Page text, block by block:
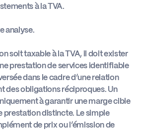
à la TVA.
analyse.
soit taxable à la TVA, il doit exister
prestation de services identifiable
dans le cadre d’une relation
des obligations réciproques. Un
à garantir une marge cible
prestation distincte. Le simple
de prix ou l’émission de